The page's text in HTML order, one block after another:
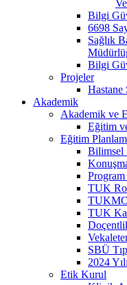
Bilgi
6698
Sağlık
Bilgi
Projeler
Hastane
Akademik
Akademik ve
Eğitim
Eğitim
Bilimsel
TUK
TUK
SBÜ
2024
Etik Kurul